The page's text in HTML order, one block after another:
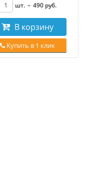
шт. – 490 руб.
В корзину
Купить в 1 клик